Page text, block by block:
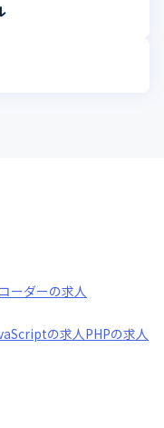
ーダーの求人
の求人PHPの求人